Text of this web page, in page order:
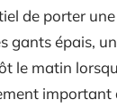
de porter
gants épais,
le matin
important